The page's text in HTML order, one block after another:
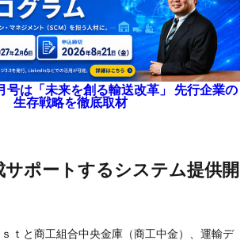
号は「未来を創る輸送改革」 先行企業の
生存戦略を徹底取材
ｔと商工組合中央金庫（商工中金）、運輸デ